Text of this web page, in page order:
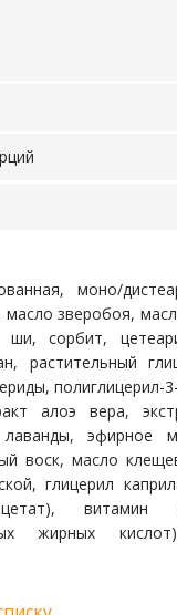
моно/
зверобоя,
ши, сорбит,
растительный
полиглицерил-
алоэ вера,
эфирное
воск, масло
глицерил
витамин
жирных